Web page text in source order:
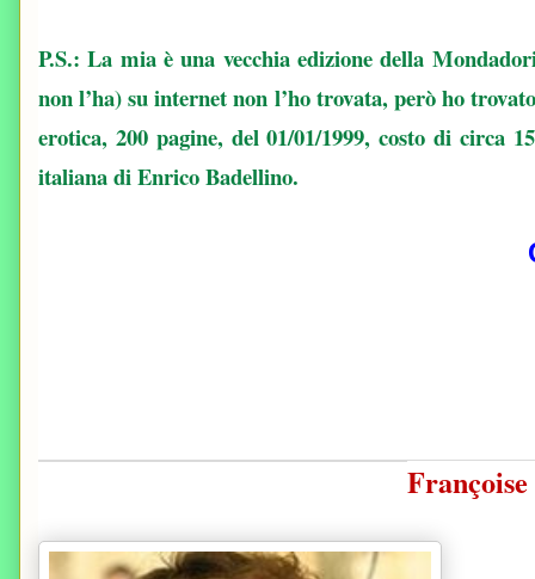
P.S.: La mia è una vecchia edizione della
non l’ha) su internet non l’ho trovata, però ho
erotica, 200 pagine, del 01/01/1999, costo di circa
italiana di Enrico Badellino.
Françoise